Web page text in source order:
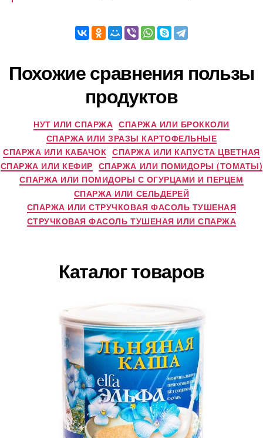
Похожие сравнения пользы
продуктов
НУТ ИЛИ СПАРЖА СПАРЖА ИЛИ БРОККОЛИ
СПАРЖА ИЛИ ЗРАЗЫ КАРТОФЕЛЬНЫЕ
СПАРЖА ИЛИ КАБАЧОК СПАРЖА ИЛИ КАПУСТА ЦВЕТНАЯ
СПАРЖА ИЛИ КЕФИР СПАРЖА ИЛИ ПОМИДОРЫ (ТОМАТЫ)
СПАРЖА ИЛИ ПОМИДОРЫ С ОГУРЦАМИ И ПЕРЦЕМ
СПАРЖА ИЛИ СЕЛЬДЕРЕЙ
СПАРЖА ИЛИ СТРУЧКОВАЯ ФАСОЛЬ ТУШЕНАЯ
СТРУЧКОВАЯ ФАСОЛЬ ТУШЕНАЯ ИЛИ СПАРЖА
Каталог товаров